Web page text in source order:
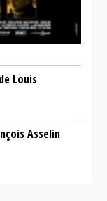
Louis
Asselin